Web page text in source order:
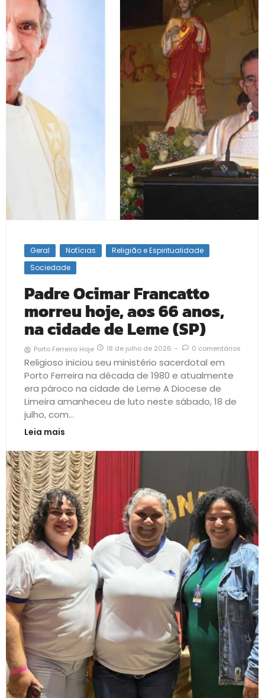
Geral Notícias
Religião e Espiritualidade
Sociedade
Padre Ocimar Francatto
morreu hoje, aos 66 anos,
na cidade de Leme (SP)
Porto Ferreira Hoje 18 de julho de 2026 - 0 comentários
Religioso iniciou seu ministério sacerdotal em
Porto Ferreira na década de 1980 e atualmente
era pároco na cidade de Leme A Diocese de
Limeira amanheceu de luto neste sábado, 18 de
julho, com...
Leia mais